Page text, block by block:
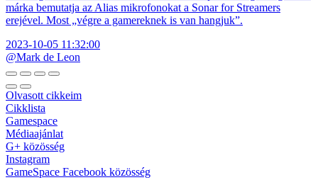
márka bemutatja az Alias mikrofonokat a Sonar for Streamers
erejével. Most „végre a gamereknek is van hangjuk”.
2023-10-05 11:32:00
@Mark de Leon
Olvasott cikkeim
Cikklista
Gamespace
Médiaajánlat
G+ közösség
Instagram
GameSpace Facebook közösség